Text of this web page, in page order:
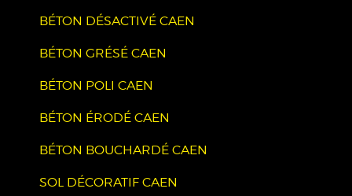
BÉTON DÉSACTIVÉ CAEN
BÉTON GRÉSÉ CAEN
BÉTON POLI CAEN
BÉTON ÉRODÉ CAEN
BÉTON BOUCHARDÉ CAEN
SOL DÉCORATIF CAEN